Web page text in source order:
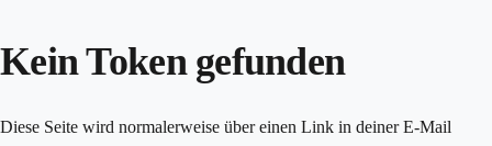
Kein Token gefunden
Diese Seite wird normalerweise über einen Link in deiner E-Mail